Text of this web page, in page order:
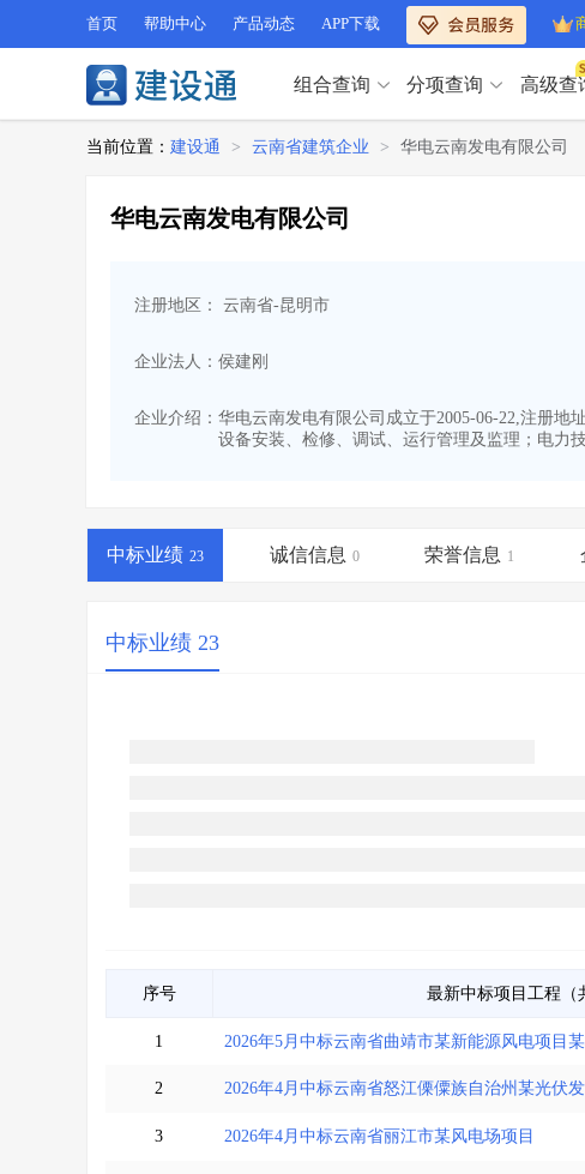
首页 帮助中心 产品动态 APP下载
分项查询（VIP）
查资质
查人员
查荣誉> 查诚信
招标信息>
公路库专查>
组合查询 分项查询 高级查
查荣誉>
招标信息>
省库业绩查询
水利库专查
>
组合查询-广州>
当前位置： 建设通 > 云南省建筑企业 > 华电云南发电有限公司
华电云南发电有限公司
注册地区： 云南省-昆明市
企业法人：侯建刚
企业介绍： 华电云南发电有限公司成立于2005-06-22,注册地
设备安装、检修、调试、运行管理及监理；电力
中标业绩 23 诚信信息 0 荣誉信息 1
中标业绩 23
序号 最新中标项目工程（
1 2026年5月中标云南省曲靖市某新能源风电项目
2 2026年4月中标云南省怒江傈僳族自治州某光伏
3 2026年4月中标云南省丽江市某风电场项目